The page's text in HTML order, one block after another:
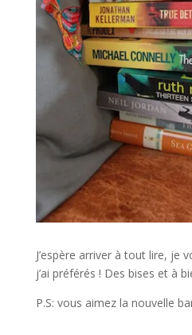
J’espère arriver à tout lire, je
j’ai préférés ! Des bises et à
P.S: vous aimez la nouvelle